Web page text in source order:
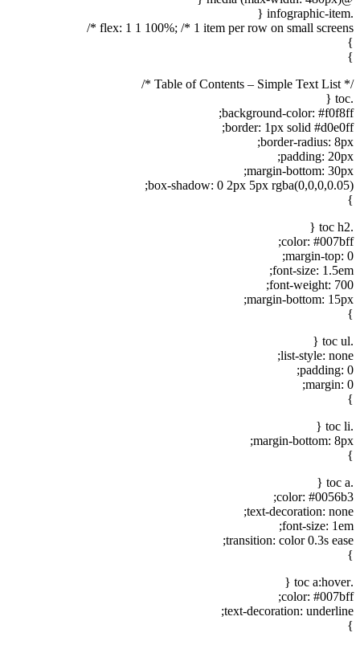
.infographic-item {
flex: 1 1 100%; /* 1 item per row on small screens */
}
}
/* Table of Contents – Simple Text List */
.toc {
background-color: #f0f8ff;
border: 1px solid #d0e0ff;
border-radius: 8px;
padding: 20px;
margin-bottom: 30px;
box-shadow: 0 2px 5px rgba(0,0,0,0.05);
}
.toc h2 {
color: #007bff;
margin-top: 0;
font-size: 1.5em;
font-weight: 700;
margin-bottom: 15px;
}
.toc ul {
list-style: none;
padding: 0;
margin: 0;
}
.toc li {
margin-bottom: 8px;
}
.toc a {
color: #0056b3;
text-decoration: none;
font-size: 1em;
transition: color 0.3s ease;
}
.toc a:hover {
color: #007bff;
text-decoration: underline;
}